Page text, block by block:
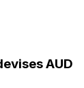
AUD